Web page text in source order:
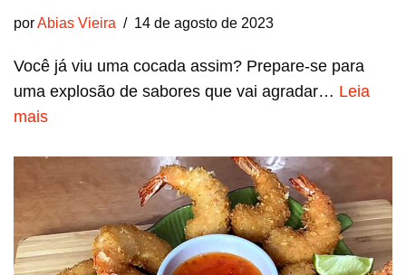
porAbias Vieira 14 de agosto de 2023
Você já viu uma cocada assim? Prepare-se para
uma explosão de sabores que vai agradar… Leia
mais